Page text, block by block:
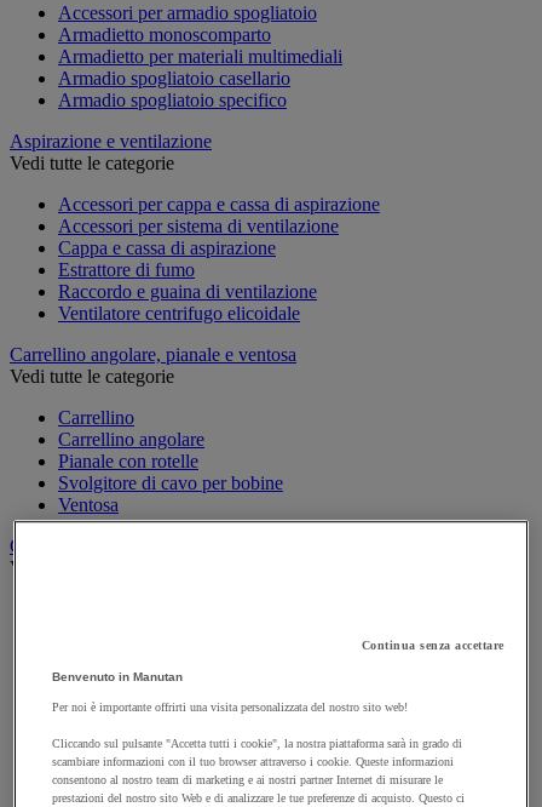
Accessori per armadio spogliatoio
Armadietto monoscomparto
Armadietto per materiali multimediali
Armadio spogliatoio casellario
Armadio spogliatoio specifico
Aspirazione e ventilazione
Vedi tutte le categorie
Accessori per cappa e cassa di aspirazione
Accessori per sistema di ventilazione
Cappa e cassa di aspirazione
Estrattore di fumo
Raccordo e guaina di ventilazione
Ventilatore centrifugo elicoidale
Carrellino angolare, pianale e ventosa
Vedi tutte le categorie
Carrellino
Carrellino angolare
Pianale con rotelle
Svolgitore di cavo per bobine
Ventosa
Carrello
Vedi tutte le categorie
Carrello per carichi alti
Carrello per scale
Carrello pieghevole
Carrello portabombole
Carrello specifico
Continua senza accettare
Benvenuto in Manutan
Per noi è importante offrirti una visita personalizzata del nostro sito web!
Cliccando sul pulsante "Accetta tutti i cookie", la nostra piattaforma sarà in grado di
scambiare informazioni con il tuo browser attraverso i cookie. Queste informazioni
consentono al nostro team di marketing e ai nostri partner Internet di misurare le
prestazioni del nostro sito Web e di analizzare le tue preferenze di acquisto. Questo ci